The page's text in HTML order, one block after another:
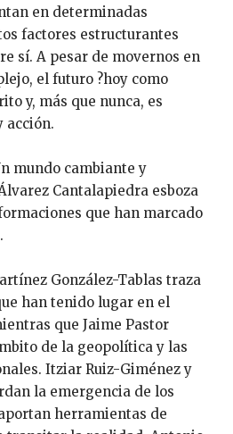
en determinadas
factores estructurantes
sí. A pesar de movernos en
el futuro ?hoy como
y, más que nunca, es
acción.
mundo cambiante y
Cantalapiedra esboza
que han marcado
González-Tablas traza
han tenido lugar en el
que Jaime Pastor
de la geopolítica y las
Itziar Ruiz-Giménez y
la emergencia de los
herramientas de